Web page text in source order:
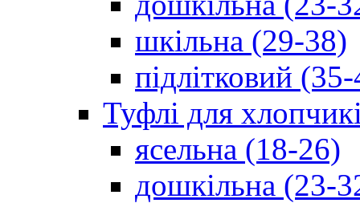
шкільна (29-38)
підлітковий
Туфлі для
ясельна (18-26)
дошкільна (23-